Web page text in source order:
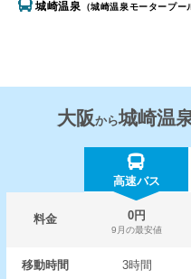
城崎温泉 （城崎温泉モータープー
大阪から城崎温
高速バス
料金 0円
9月の最安値
移動時間 3時間